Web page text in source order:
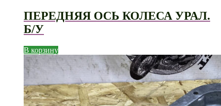
ПЕРЕДНЯЯ ОСЬ КОЛЕСА УРАЛ.
Б/У
В корзину